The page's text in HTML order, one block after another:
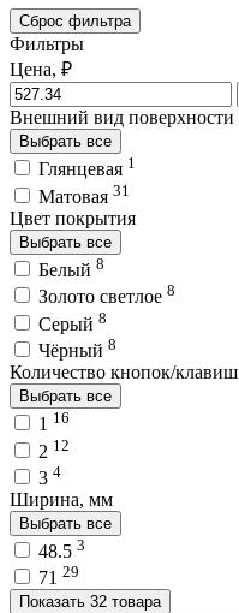
Сброс фильтра
Фильтры
Цена, ₽
Внешний вид поверхности
Выбрать все
Глянцевая 1
Матовая 31
Цвет покрытия
Выбрать все
Белый 8
Золото светлое 8
Серый 8
Чёрный 8
Количество кнопок/клавиш
Выбрать все
1 16
2 12
3 4
Ширина, мм
Выбрать все
48.5 3
71 29
Показать 32 товара